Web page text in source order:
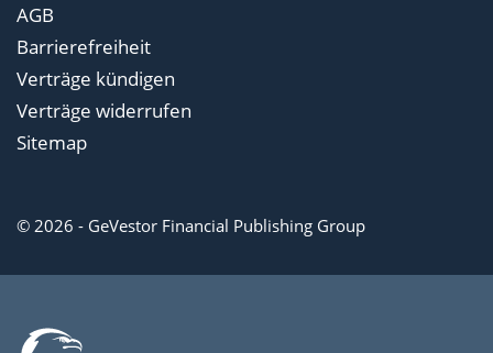
AGB
Barrierefreiheit
Verträge kündigen
Verträge widerrufen
Sitemap
© 2026 - GeVestor Financial Publishing Group